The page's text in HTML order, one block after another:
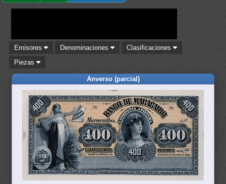
Emisores Denominaciones
Clasificaciones
Piezas
Anverso (parcial)